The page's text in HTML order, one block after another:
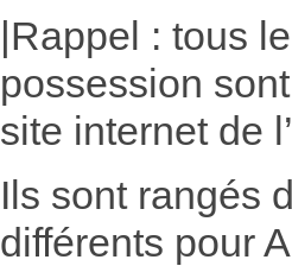
|Rappel : tous
possession
site internet de
Ils sont rangés
différents pour